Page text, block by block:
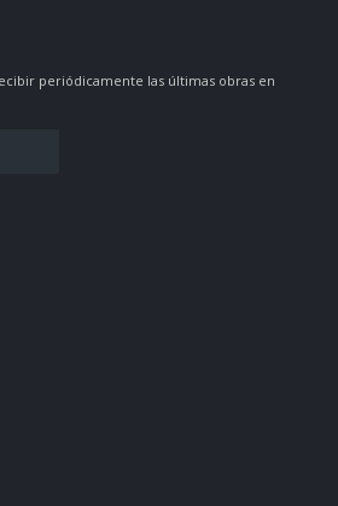
periódicamente las últimas obras en